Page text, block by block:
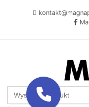
Search
for: